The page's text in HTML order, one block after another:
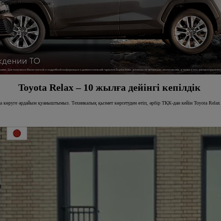
Toyota Relax – 10 жылға дейінгі кепілдік
көруге әрдайым қуаныштымыз. Техникалық қызмет көрсетуден өтіп, әрбір ТҚК-дан кейін Toyota